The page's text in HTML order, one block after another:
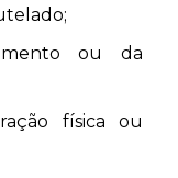
ou da
física ou